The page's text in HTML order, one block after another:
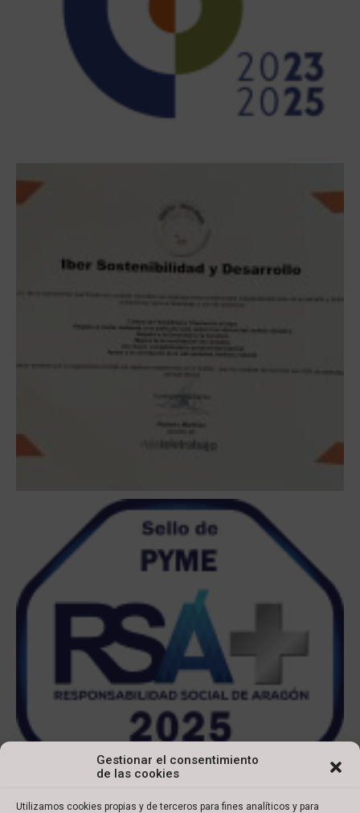
Gestionar el consentimiento
de las cookies
Utilizamos cookies propias y de terceros para fines analíticos y para